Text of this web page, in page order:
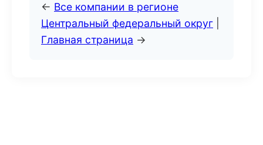
← Все компании в регионе
Центральный федеральный округ
Главная страница →